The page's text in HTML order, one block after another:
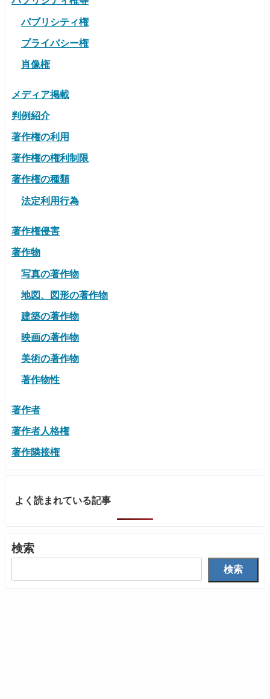
パブリシティ権
プライバシー権
肖像権
メディア掲載
判例紹介
著作権の利用
著作権の権利制限
著作権の種類
法定利用行為
著作権侵害
著作物
写真の著作物
地図、図形の著作物
建築の著作物
映画の著作物
美術の著作物
著作物性
著作者
著作者人格権
著作隣接権
よく読まれている記事
検索
検索